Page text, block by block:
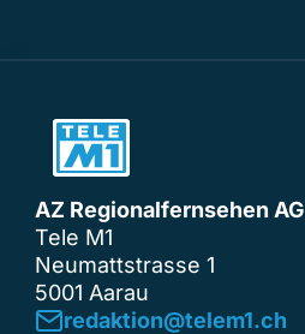
AZ Regionalfernsehen AG
Tele M1
Neumattstrasse 1
5001 Aarau
redaktion@telem1.ch